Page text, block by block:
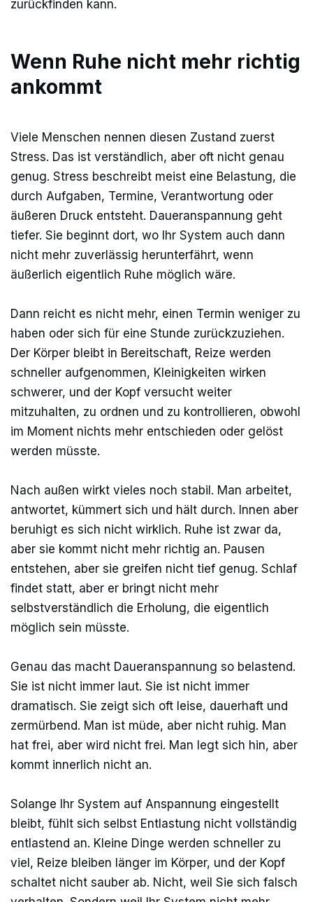
zurückfinden kann.
Wenn Ruhe nicht mehr richtig
ankommt
Viele Menschen nennen diesen Zustand zuerst
Stress. Das ist verständlich, aber oft nicht genau
genug. Stress beschreibt meist eine Belastung, die
durch Aufgaben, Termine, Verantwortung oder
äußeren Druck entsteht. Daueranspannung geht
tiefer. Sie beginnt dort, wo Ihr System auch dann
nicht mehr zuverlässig herunterfährt, wenn
äußerlich eigentlich Ruhe möglich wäre.
Dann reicht es nicht mehr, einen Termin weniger zu
haben oder sich für eine Stunde zurückzuziehen.
Der Körper bleibt in Bereitschaft, Reize werden
schneller aufgenommen, Kleinigkeiten wirken
schwerer, und der Kopf versucht weiter
mitzuhalten, zu ordnen und zu kontrollieren, obwohl
im Moment nichts mehr entschieden oder gelöst
werden müsste.
Nach außen wirkt vieles noch stabil. Man arbeitet,
antwortet, kümmert sich und hält durch. Innen aber
beruhigt es sich nicht wirklich. Ruhe ist zwar da,
aber sie kommt nicht mehr richtig an. Pausen
entstehen, aber sie greifen nicht tief genug. Schlaf
findet statt, aber er bringt nicht mehr
selbstverständlich die Erholung, die eigentlich
möglich sein müsste.
Genau das macht Daueranspannung so belastend.
Sie ist nicht immer laut. Sie ist nicht immer
dramatisch. Sie zeigt sich oft leise, dauerhaft und
zermürbend. Man ist müde, aber nicht ruhig. Man
hat frei, aber wird nicht frei. Man legt sich hin, aber
kommt innerlich nicht an.
Solange Ihr System auf Anspannung eingestellt
bleibt, fühlt sich selbst Entlastung nicht vollständig
entlastend an. Kleine Dinge werden schneller zu
viel, Reize bleiben länger im Körper, und der Kopf
schaltet nicht sauber ab. Nicht, weil Sie sich falsch